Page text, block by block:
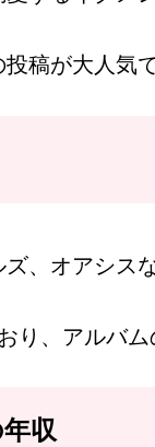
稿が大人気
、オアシス
り、アルバ
収